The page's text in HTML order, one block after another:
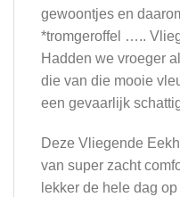
gewoontjes en
*tromgeroffel …..
Hadden we vroeger
die van die mooie
een gevaarlijk
Deze Vliegende
van super zacht
lekker de hele dag